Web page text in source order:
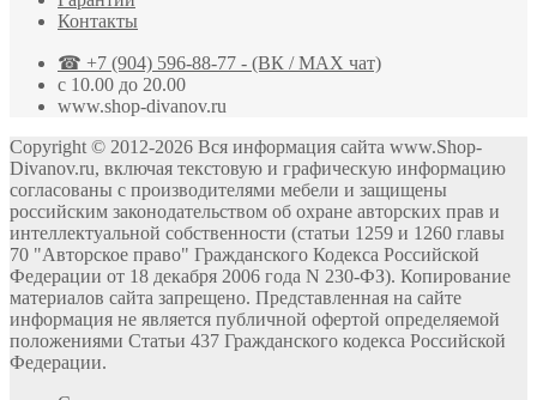
Контакты
☎ +7 (904) 596-88-77 - (ВК / MAX чат)
с 10.00 до 20.00
www.shop-divanov.ru
Copyright © 2012-2026 Вся информация сайта www.Shop-
Divanov.ru, включая текстовую и графическую информацию
согласованы с производителями мебели и защищены
российским законодательством об охране авторских прав и
интеллектуальной собственности (статьи 1259 и 1260 главы
70 "Авторское право" Гражданского Кодекса Российской
Федерации от 18 декабря 2006 года N 230-ФЗ). Копирование
материалов сайта запрещено. Представленная на сайте
информация не является публичной офертой определяемой
положениями Статьи 437 Гражданского кодекса Российской
Федерации.